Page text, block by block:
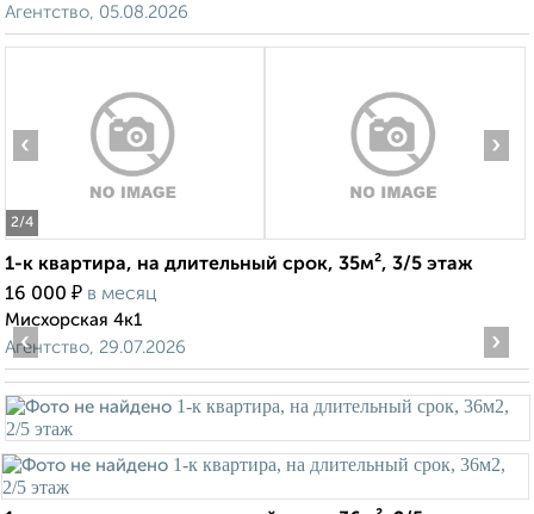
Агентство, 05.08.2026
2/4
‹ ›
1-к квартира, на длительный срок, 35м², 3/5 этаж
16 000 ₽ в месяц
Мисхорская 4к1
Агентство, 29.07.2026
‹ ›